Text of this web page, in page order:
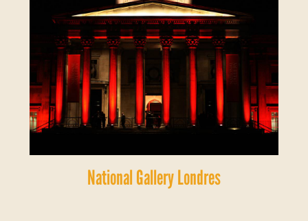
National Gallery Londres